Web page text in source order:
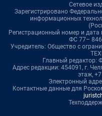
Сетевое
Зарегистрировано
информационных
Регистрационный номер и
ФС 77–
Учредитель: Общество с
Главный редактор:
Адрес редакции: 454091, г.
этаж,
Электронный
Контактные данные для